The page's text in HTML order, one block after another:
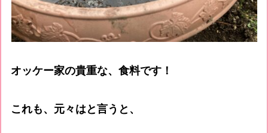
オッケー家の貴重な、食料です！
これも、元々はと言うと、